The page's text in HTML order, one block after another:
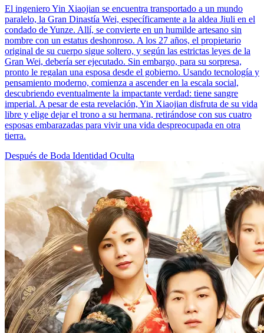
El ingeniero Yin Xiaojian se encuentra transportado a un mundo
paralelo, la Gran Dinastía Wei, específicamente a la aldea Jiuli en el
condado de Yunze. Allí, se convierte en un humilde artesano sin
nombre con un estatus deshonroso. A los 27 años, el propietario
original de su cuerpo sigue soltero, y según las estrictas leyes de la
Gran Wei, debería ser ejecutado. Sin embargo, para su sorpresa,
pronto le regalan una esposa desde el gobierno. Usando tecnología y
pensamiento moderno, comienza a ascender en la escala social,
descubriendo eventualmente la impactante verdad: tiene sangre
imperial. A pesar de esta revelación, Yin Xiaojian disfruta de su vida
libre y elige dejar el trono a su hermana, retirándose con sus cuatro
esposas embarazadas para vivir una vida despreocupada en otra
tierra.
Después de Boda Identidad Oculta